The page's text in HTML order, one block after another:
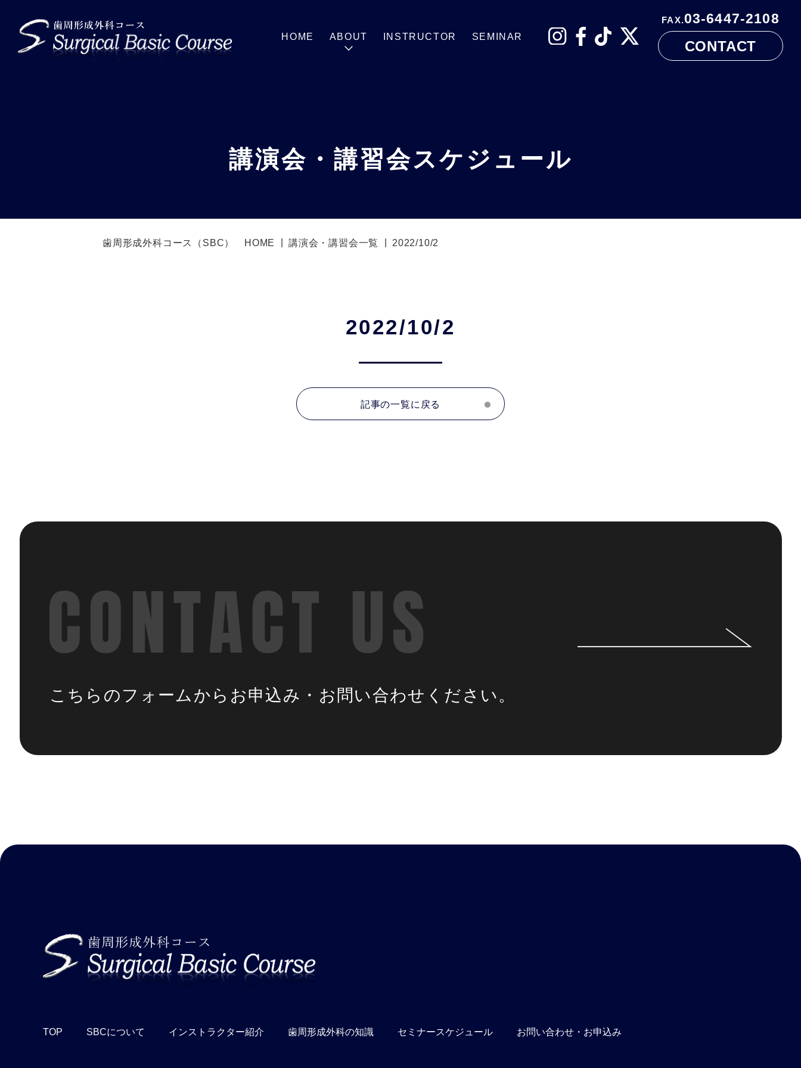
HOME ABOUT INSTRUCTOR SEMINAR
FAX.03-6447-2108
CONTACT
講演会・講習会スケジュール
歯周形成外科コース（SBC） HOME 講演会・講習会一覧 2022/10/2
2022/10/2
記事の一覧に戻る
こちらのフォームから お申込み・お問い合わせください。
TOP SBCについて インストラクター紹介 歯周形成外科の知識 セミナースケジュール お問い合わせ・お申込み